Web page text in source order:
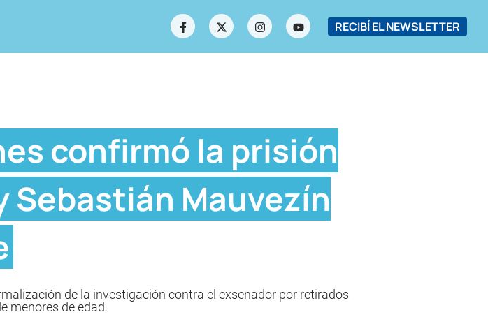
RECIBÍ EL NEWSLETTER
confirmó la prisión
Sebastián Mauvezín
de la investigación contra el exsenador por retirados
menores de edad.